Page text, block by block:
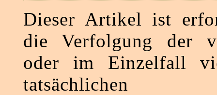
Dieser Artikel ist
die Verfolgung der
oder im Einzelfall
tatsächlichen